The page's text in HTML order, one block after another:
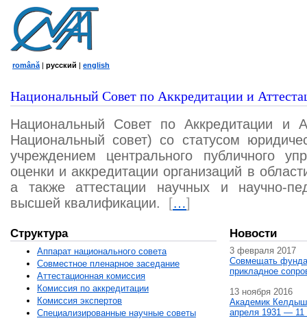
română | русский | english
Национальный Совет по Аккредитации и
Национальный Совет по Аккредитации и
Национальный совет) со статусом
учреждением центрального публичного
оценки и аккредитации организаций в
а также аттестации научных и научно-
высшей квалификации.
[…]
Структура
Аппарат национального совета
Совместное пленарное заседание
Аттестационная комисcия
Комиссия по аккредитации
Комиссия экспертов
Специализированные научные советы
Новости
3 февраля 2017
Совмещать
прикладное
13 ноября 2016
Академик
апреля 1931 — 11